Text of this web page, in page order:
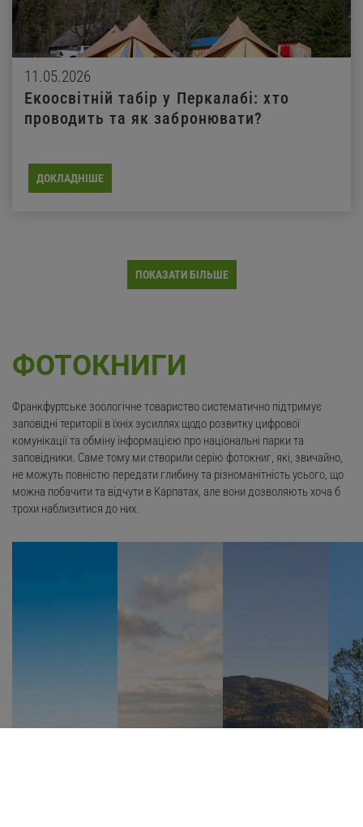
11.05.2026
Екоосвітній табір у Перкалабі: хто
проводить та як забронювати?
ДОКЛАДНІШЕ
ПОКАЗАТИ БІЛЬШЕ
ФОТОКНИГИ
Франкфуртське зоологічне товариство систематично підтримує
заповідні території в їхніх зусиллях щодо розвитку цифрової
комунікації та обміну інформацією про національні парки та
заповідники. Саме тому ми створили серію фотокниг, які, звичайно,
не можуть повністю передати глибину та різноманітність усього, що
можна побачити та відчути в Карпатах, але вони дозволяють хоча б
трохи наблизитися до них.